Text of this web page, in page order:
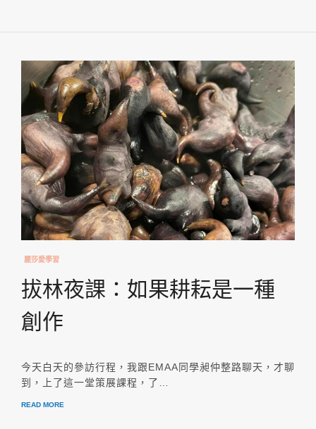
麗莎愛學習
拔林夜課：如果耕耘是一種
創作
今天白天的參訪行程，我跟EMAA同學昶仲整路聊天，才聊
到，上了這一堂策展課程，了…
READ MORE